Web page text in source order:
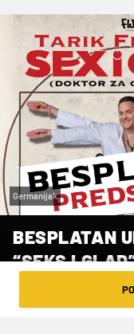
Germanijak
BESPLATAN
“SEKS I